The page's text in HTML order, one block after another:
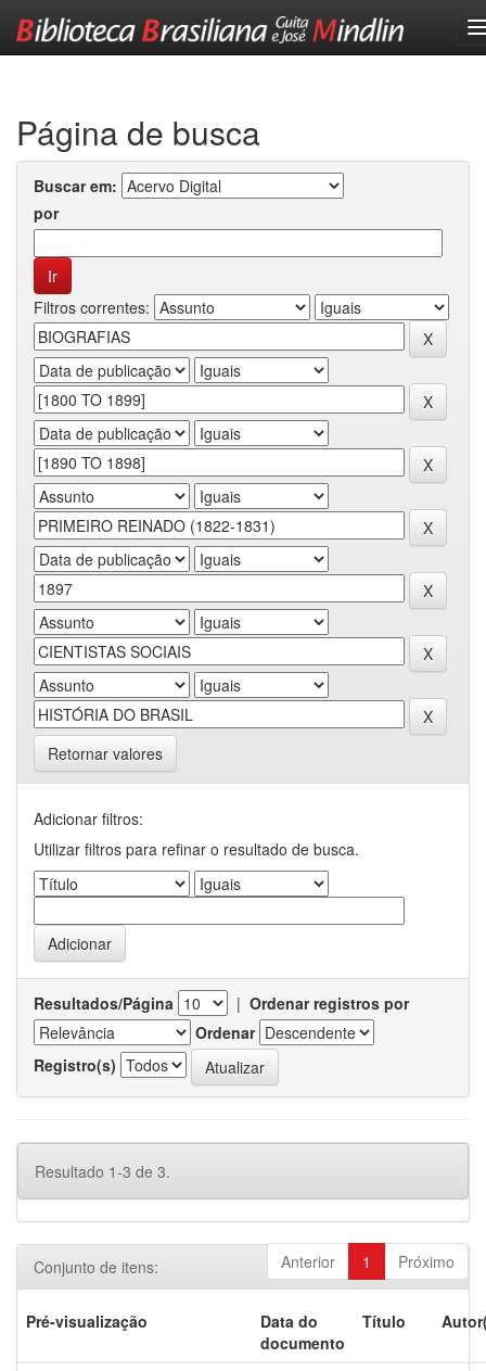
Página de busca
Buscar em:
por
Filtros correntes:
Retornar valores
Adicionar filtros:
Utilizar filtros para refinar o resultado de busca.
Resultados/Página | Ordenar registros por
Ordenar
Registro(s)
Resultado 1-3 de 3.
Anterior 1 Próximo
Conjunto de itens:
Pré-visualização
Data do
documento
Título